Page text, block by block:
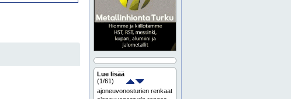
Lue lisää
(1/61)
ajoneuvonosturien renkaat